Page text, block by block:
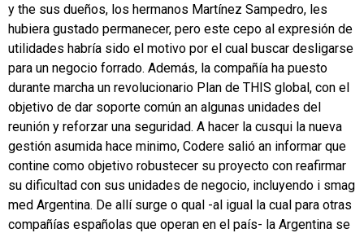
y the sus dueños, los hermanos Martínez Sampedro, les
hubiera gustado permanecer, pero este cepo al expresión de
utilidades habría sido el motivo por el cual buscar desligarse
para un negocio forrado. Además, la compañía ha puesto
durante marcha un revolucionario Plan de THIS global, con el
objetivo de dar soporte común an algunas unidades del
reunión y reforzar una seguridad. A hacer la cusqui la nueva
gestión asumida hace minimo, Codere salió an informar que
contine como objetivo robustecer su proyecto con reafirmar
su dificultad con sus unidades de negocio, incluyendo i smag
med Argentina. De allí surge o qual -al igual la cual para otras
compañías españolas que operan en el país- la Argentina se